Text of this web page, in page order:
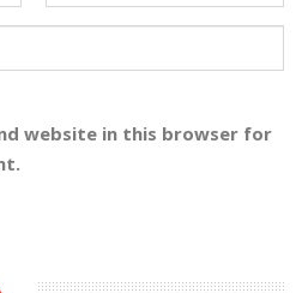
website in this browser for